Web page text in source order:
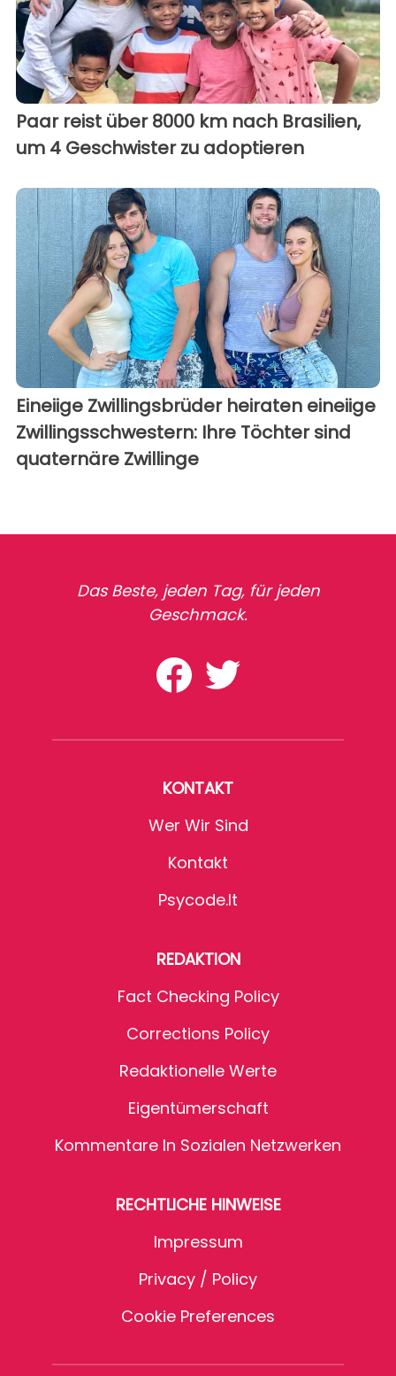
Paar reist über 8000 km nach Brasilien,
um 4 Geschwister zu adoptieren
Eineiige Zwillingsbrüder heiraten eineiige
Zwillingsschwestern: Ihre Töchter sind
quaternäre Zwillinge
Das Beste, jeden Tag, für jeden
Geschmack.
KONTAKT
Wer Wir Sind
Kontakt
Psycode.it
REDAKTION
Fact Checking Policy
Corrections Policy
Redaktionelle Werte
Eigentümerschaft
Kommentare In Sozialen Netzwerken
RECHTLICHE HINWEISE
Impressum
Privacy / Policy
Cookie Preferences